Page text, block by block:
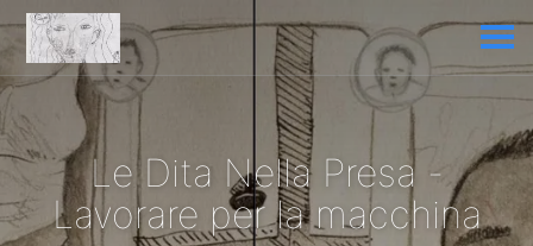
Le Dita Nella Presa -
Lavorare per la macchina